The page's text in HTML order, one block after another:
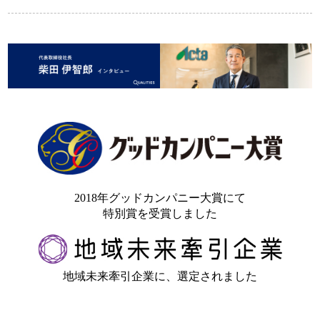
2018年グッドカンパニー大賞にて
特別賞を受賞しました
地域未来牽引企業に、選定されました